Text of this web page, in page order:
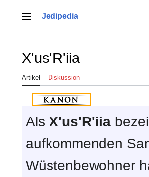
springenHauptmenü
Jedipedia
X'us'R'iia
Artikel Diskussion
Als X'us'R'iia
aufkommenden
Wüstenbewohner